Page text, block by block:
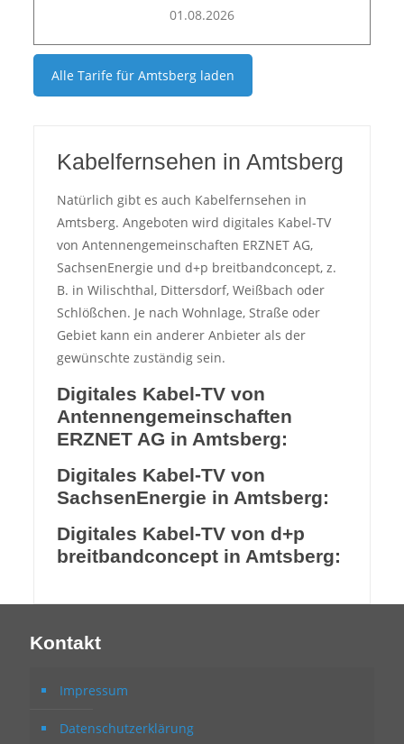
01.08.2026
Alle Tarife für Amtsbergladen
Kabelfernsehen in Amtsberg
Natürlich gibt es auch Kabelfernsehen in
Amtsberg. Angeboten wird digitales Kabel-TV
von Antennengemeinschaften ERZNET AG,
SachsenEnergie und d+p breitbandconcept, z.
B. in Wilischthal, Dittersdorf, Weißbach oder
Schlößchen. Je nach Wohnlage, Straße oder
Gebiet kann ein anderer Anbieter als der
gewünschte zuständig sein.
Digitales Kabel-TV von
Antennengemeinschaften
ERZNET AG in Amtsberg:
Digitales Kabel-TV von
SachsenEnergie in Amtsberg:
Digitales Kabel-TV von d+p
breitbandconcept in Amtsberg:
Kontakt
Impressum
Datenschutzerklärung